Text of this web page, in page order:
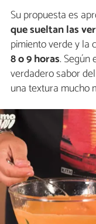
Su propuesta es
que sueltan las
pimiento verde y la
8 o 9 horas. Según
verdadero sabor
una textura mucho